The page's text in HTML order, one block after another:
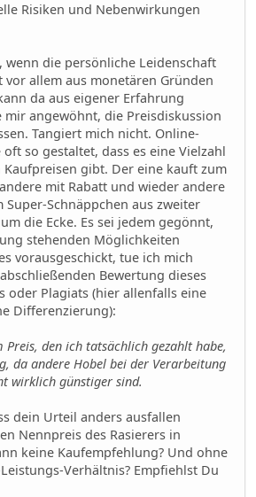
Risiken und Nebenwirkungen
wenn die persönliche Leidenschaft
allem aus monetären Gründen
da aus eigener Erfahrung
mir angewöhnt, die Preisdiskussion
Tangiert mich nicht. Online-
so gestaltet, dass es eine Vielzahl
gibt. Der eine kauft zum
mit Rabatt und wieder andere
Schnäppchen aus zweiter
die Ecke. Es sei jedem gegönnt,
stehenden Möglichkeiten
vorausgeschickt, tue ich mich
Bewertung dieses
oder Plagiats (hier allenfalls eine
Differenzierung):
Preis, den ich tatsächlich gezahlt habe,
da andere Hobel bei der Verarbeitung
wirklich günstiger sind.
dein Urteil anders ausfallen
Nennpreis des Rasierers in
keine Kaufempfehlung? Und ohne
Verhältnis? Empfiehlst Du